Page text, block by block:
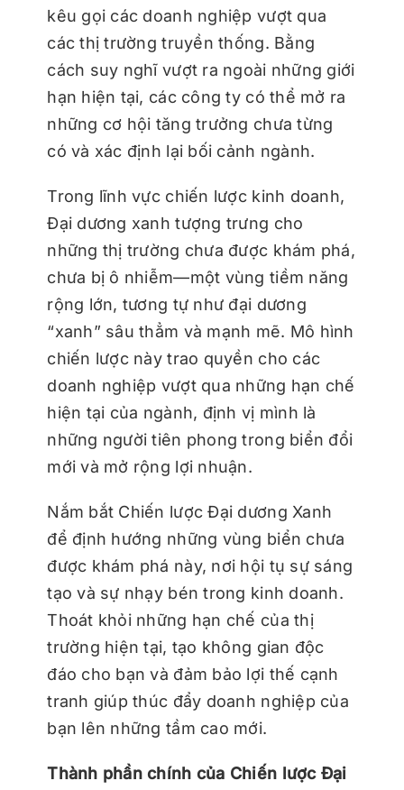
kêu gọi các doanh nghiệp vượt qua
các thị trường truyền thống. Bằng
cách suy nghĩ vượt ra ngoài những giới
hạn hiện tại, các công ty có thể mở ra
những cơ hội tăng trưởng chưa từng
có và xác định lại bối cảnh ngành.
Trong lĩnh vực chiến lược kinh doanh,
Đại dương xanh tượng trưng cho
những thị trường chưa được khám phá,
chưa bị ô nhiễm—một vùng tiềm năng
rộng lớn, tương tự như đại dương
“xanh” sâu thẳm và mạnh mẽ. Mô hình
chiến lược này trao quyền cho các
doanh nghiệp vượt qua những hạn chế
hiện tại của ngành, định vị mình là
những người tiên phong trong biển đổi
mới và mở rộng lợi nhuận.
Nắm bắt Chiến lược Đại dương Xanh
để định hướng những vùng biển chưa
được khám phá này, nơi hội tụ sự sáng
tạo và sự nhạy bén trong kinh doanh.
Thoát khỏi những hạn chế của thị
trường hiện tại, tạo không gian độc
đáo cho bạn và đảm bảo lợi thế cạnh
tranh giúp thúc đẩy doanh nghiệp của
bạn lên những tầm cao mới.
Thành phần chính của Chiến lược Đại